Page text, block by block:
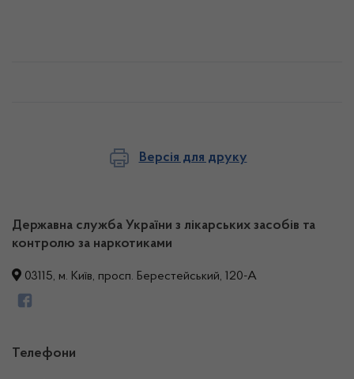
Версія для друку
Державна служба України з лікарських засобів та
контролю за наркотиками
03115, м. Київ, просп. Берестейський, 120-А
Телефони